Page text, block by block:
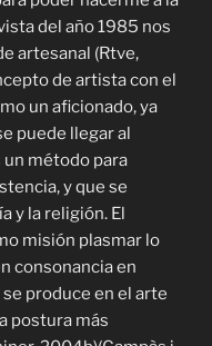
del año 1985 nos
artesanal (Rtve,
de artista con el
un aficionado, ya
puede llegar al
método para
y que se
y la religión. El
misión plasmar lo
consonancia en
produce en el arte
postura más